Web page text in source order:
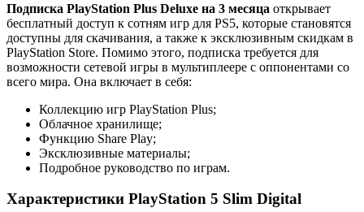
Подписка PlayStation Plus Deluxe на 3 месяца открывает
бесплатный доступ к сотням игр для PS5, которые становятся
доступны для скачивания, а также к эксклюзивным скидкам в
PlayStation Store. Помимо этого, подписка требуется для
возможности сетевой игры в мультиплеере с оппонентами со
всего мира. Она включает в себя:
Коллекцию игр PlayStation Plus;
Облачное хранилище;
Функцию Share Play;
Эксклюзивные материалы;
Подробное руководство по играм.
Характеристики PlayStation 5 Slim Digital